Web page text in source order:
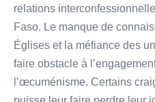
relations
Faso. Le manque de
Églises et la méfiance des
faire obstacle à
l’œcuménisme. Certains